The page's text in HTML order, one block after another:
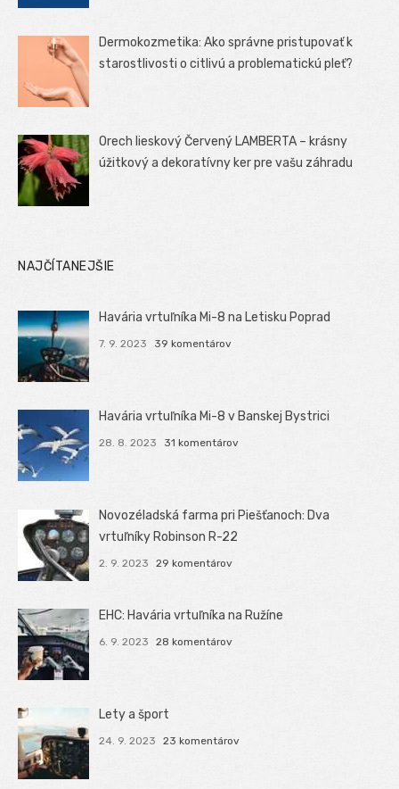
Dermokozmetika: Ako správne pristupovať k
starostlivosti o citlivú a problematickú pleť?
Orech lieskový Červený LAMBERTA – krásny
úžitkový a dekoratívny ker pre vašu záhradu
NAJČÍTANEJŠIE
Havária vrtuľníka Mi-8 na Letisku Poprad
7. 9. 2023 39 komentárov
Havária vrtuľníka Mi-8 v Banskej Bystrici
28. 8. 2023 31 komentárov
Novozéladská farma pri Piešťanoch: Dva
vrtuľníky Robinson R-22
2. 9. 2023 29 komentárov
EHC: Havária vrtuľníka na Ružíne
6. 9. 2023 28 komentárov
Lety a šport
24. 9. 2023 23 komentárov